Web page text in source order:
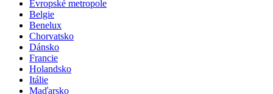
Evropské metropole
Belgie
Benelux
Chorvatsko
Dánsko
Francie
Holandsko
Itálie
Maďarsko